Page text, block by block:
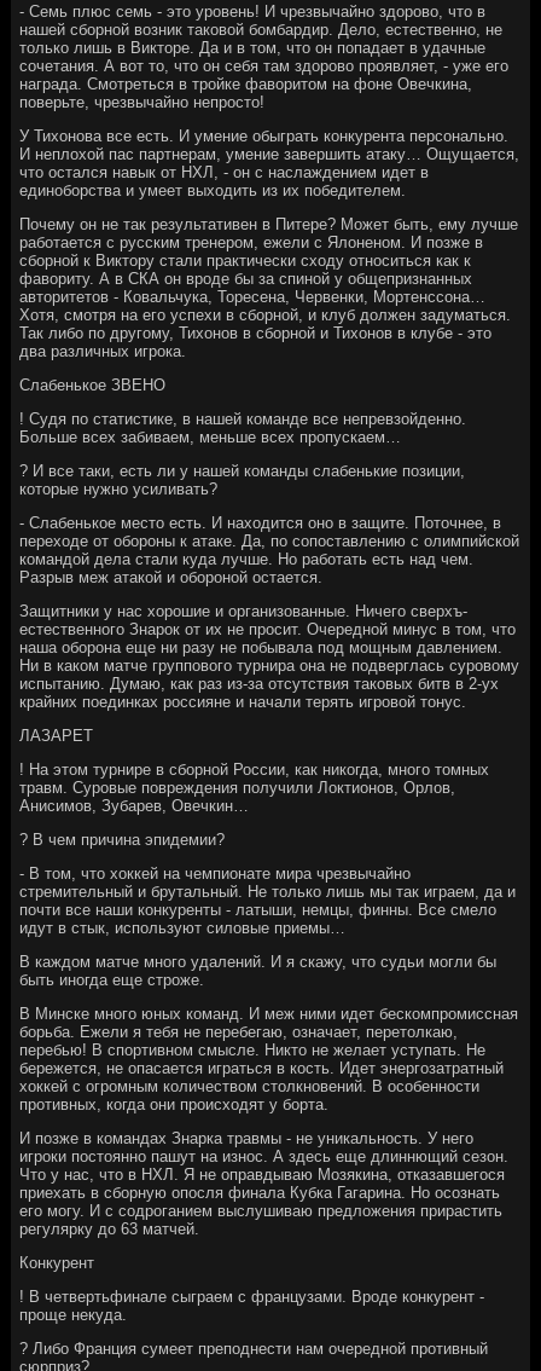
- Семь плюс семь - это уровень! И чрезвычайно здорово, что в
нашей сборной возник таковой бомбардир. Дело, естественно, не
только лишь в Викторе. Да и в том, что он попадает в удачные
сочетания. А вот то, что он себя там здорово проявляет, - уже его
награда. Смотреться в тройке фаворитом на фоне Овечкина,
поверьте, чрезвычайно непросто!
У Тихонова все есть. И умение обыграть конкурента персонально.
И неплохой пас партнерам, умение завершить атаку… Ощущается,
что остался навык от НХЛ, - он с наслаждением идет в
единоборства и умеет выходить из их победителем.
Почему он не так результативен в Питере? Может быть, ему лучше
работается с русским тренером, ежели с Ялоненом. И позже в
сборной к Виктору стали практически сходу относиться как к
фавориту. А в СКА он вроде бы за спиной у общепризнанных
авторитетов - Ковальчука, Торесена, Червенки, Мортенссона…
Хотя, смотря на его успехи в сборной, и клуб должен задуматься.
Так либо по другому, Тихонов в сборной и Тихонов в клубе - это
два различных игрока.
Слабенькое ЗВЕНО
! Судя по статистике, в нашей команде все непревзойденно.
Больше всех забиваем, меньше всех пропускаем…
? И все таки, есть ли у нашей команды слабенькие позиции,
которые нужно усиливать?
- Слабенькое место есть. И находится оно в защите. Поточнее, в
переходе от обороны к атаке. Да, по сопоставлению с олимпийской
командой дела стали куда лучше. Но работать есть над чем.
Разрыв меж атакой и обороной остается.
Защитники у нас хорошие и организованные. Ничего сверхъ­
естественного Знарок от их не просит. Очередной минус в том, что
наша оборона еще ни разу не побывала под мощным давлением.
Ни в каком матче группового турнира она не подверглась суровому
испытанию. Думаю, как раз из-за отсутствия таковых битв в 2-ух
крайних поединках россияне и начали терять игровой тонус.
ЛАЗАРЕТ
! На этом турнире в сборной России, как никогда, много томных
травм. Суровые повреждения получили Локтионов, Орлов,
Анисимов, Зубарев, Овечкин…
? В чем причина эпидемии?
- В том, что хоккей на чемпионате мира чрезвычайно
стремительный и брутальный. Не только лишь мы так играем, да и
почти все наши конкуренты - латыши, немцы, финны. Все смело
идут в стык, используют силовые приемы…
В каждом матче много удалений. И я скажу, что судьи могли бы
быть иногда еще строже.
В Минске много юных команд. И меж ними идет бескомпромиссная
борьба. Ежели я тебя не перебегаю, означает, перетолкаю,
перебью! В спортивном смысле. Никто не желает уступать. Не
бережется, не опасается играться в кость. Идет энергозатратный
хоккей с огромным количеством столкновений. В особенности
противных, когда они происходят у борта.
И позже в командах Знарка травмы - не уникальность. У него
игроки постоянно пашут на износ. А здесь еще длиннющий сезон.
Что у нас, что в НХЛ. Я не оправдываю Мозякина, отказавшегося
приехать в сборную опосля финала Кубка Гагарина. Но осознать
его могу. И с содроганием выслушиваю предложения прирастить
регулярку до 63 матчей.
Конкурент
! В четвертьфинале сыграем с французами. Вроде конкурент -
проще некуда.
? Либо Франция сумеет преподнести нам очередной противный
сюрприз?